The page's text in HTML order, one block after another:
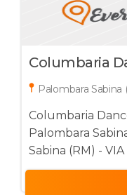
Columbaria
Palombara Sabina
Columbaria
Palombara Sabina: .
Sabina (RM) - VIA